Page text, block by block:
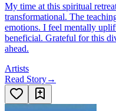
My time at this spiritual
transformational. The
emotions. I feel mentally
beneficial. Grateful for this
ahead.
Artists
Read Story→